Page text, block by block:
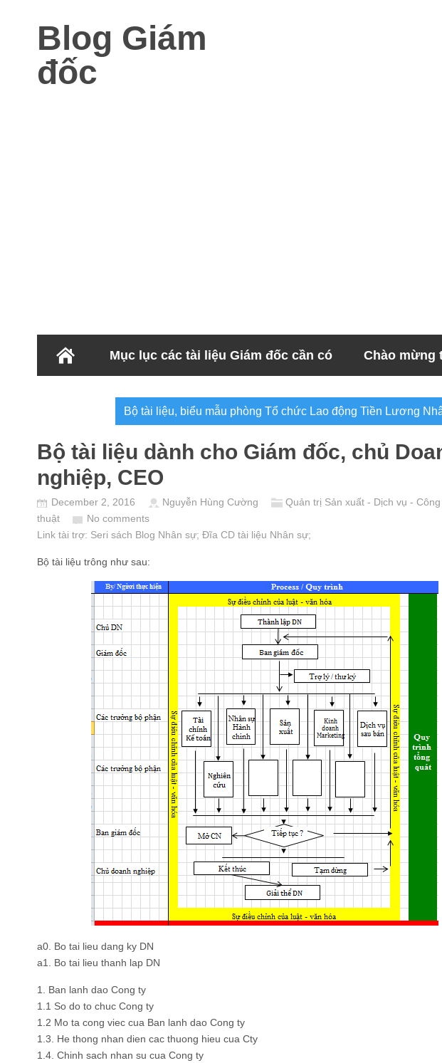
Blog Giám
đốc
Mục lục các tài liệu Giám đốc cần có Chào mừng
Bộ tài liệu, biểu mẫu phòng Tổ chức Lao động Tiền Lương
Bộ tài liệu dành cho Giám đốc, chủ
nghiệp, CEO
December 2, 2016 Nguyễn Hùng Cường
Quản trị Sản xuất - Dịch vụ -
thuật
No comments
Link tài trợ: Seri sách Blog Nhân sự; Đĩa CD tài liệu Nhân sự;
Bộ tài liệu trông như sau:
a0. Bo tai lieu dang ky DN
a1. Bo tai lieu thanh lap DN
1. Ban lanh dao Cong ty
1.1 So do to chuc Cong ty
1.2 Mo ta cong viec cua Ban lanh dao Cong ty
1.3. He thong nhan dien cac thuong hieu cua Cty
1.4. Chinh sach nhan su cua Cong ty